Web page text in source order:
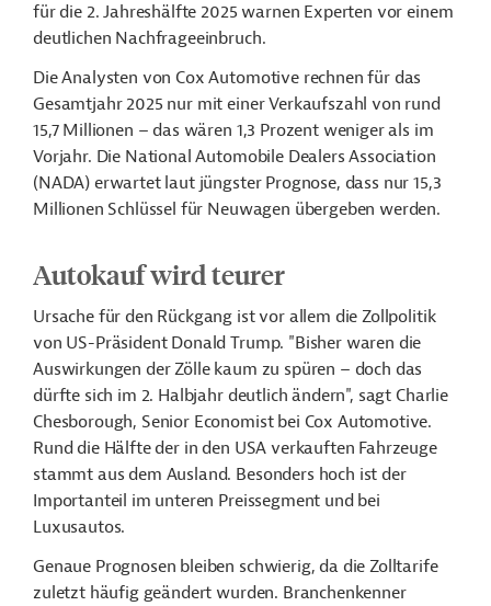
für die 2. Jahreshälfte 2025 warnen Experten vor einem
deutlichen Nachfrageeinbruch.
Die Analysten von Cox Automotive rechnen für das
Gesamtjahr 2025 nur mit einer Verkaufszahl von rund
15,7 Millionen – das wären 1,3 Prozent weniger als im
Vorjahr. Die National Automobile Dealers Association
(NADA) erwartet laut jüngster Prognose, dass nur 15,3
Millionen Schlüssel für Neuwagen übergeben werden.
Autokauf wird teurer
Ursache für den Rückgang ist vor allem die Zollpolitik
von US-Präsident Donald Trump. "Bisher waren die
Auswirkungen der Zölle kaum zu spüren – doch das
dürfte sich im 2. Halbjahr deutlich ändern", sagt Charlie
Chesborough, Senior Economist bei Cox Automotive.
Rund die Hälfte der in den USA verkauften Fahrzeuge
stammt aus dem Ausland. Besonders hoch ist der
Importanteil im unteren Preissegment und bei
Luxusautos.
Genaue Prognosen bleiben schwierig, da die Zolltarife
zuletzt häufig geändert wurden. Branchenkenner